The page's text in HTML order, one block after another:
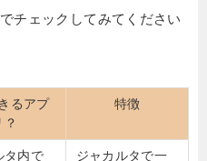
チェックしてみてください
るアプ
？
特徴
タ内で
ジャカルタで一